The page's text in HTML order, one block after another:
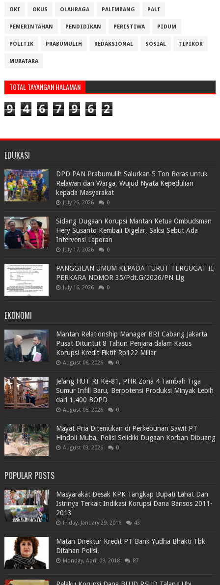
OKI OKUS OLAHRAGA PALEMBANG PALI
PEMERINTAHAN PENDIDIKAN PERISTIWA PIDUM
POLITIK PRABUMULIH REDAKSIONAL SOSIAL TIPIKOR
MURATARA
TOTAL TAYANGAN HALAMAN
9 4 6 7 9 6 2
EDUKASI
DPD PAN Prabumulih Salurkan 5 Ton Beras untuk
Relawan dan Warga, Wujud Nyata Kepedulian
kepada Masyarakat
July 26, 2026 0
Sidang Dugaan Korupsi Mantan Ketua Ombudsman
Hery Susanto Kembali Digelar, Saksi Sebut Ada
Intervensi Laporan
July 17, 2026 0
PANGGILAN UMUM KEPADA TURUT TERGUGAT II,
PERKARA NOMOR 35/Pdt.G/2026/PN Llg
July 16, 2026 0
EKONOMI
Mantan Relationship Manager BRI Cabang Jakarta
Pusat Dituntut 8 Tahun Penjara dalam Kasus
Korupsi Kredit Fiktif Rp122 Miliar
August 06, 2026 0
Jelang HUT RI Ke-81, PHR Zona 4 Tambah Tiga
Sumur Infill Baru, Berpotensi Produksi Minyak Lebih
dari 1.400 BOPD
August 05, 2026 0
Mayat Pria Ditemukan di Perkebunan Sawit PT
Hindoli Muba, Polisi Selidiki Dugaan Korban Dibuang
August 03, 2026 0
POPULAR POSTS
Masyarakat Desak KPK Tangkap Bupati Lahat Dan
Istrinya Terkait Indikasi Korupsi Dana Bansos 2011-
2013
Friday, January 29, 2016 43
Matan Direktur Kredit PT Bank Yudha Bhakti Tbk
Ditahan Polisi.
Monday, April 09, 2018 87